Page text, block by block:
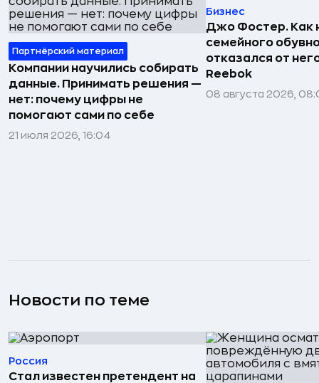
Партнёрский материал
Компании научились собирать
данные. Принимать решения —
нет: почему цифры не
помогают сами по себе
21 июля 2026, 16:04
Бизнес
Джо Фостер. Как
семейного
отказался от
Reebok
08 августа 2026,
Новости по теме
Россия
Стал известен претендент на